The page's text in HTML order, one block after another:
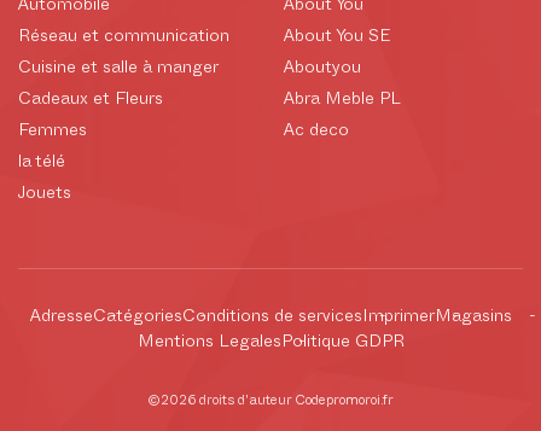
Automobile
Réseau et communication
Cuisine et salle à manger
Cadeaux et Fleurs
Femmes
la télé
Jouets
About You
About You SE
Aboutyou
Abra Meble PL
Ac deco
Adresse Catégories Conditions de services Imprimer Magasins
Mentions Legales Politique GDPR
©2026 droits d'auteur Codepromoroi.fr